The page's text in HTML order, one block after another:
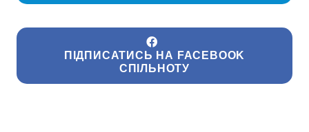
ПІДПИСАТИСЬ НА FACEBOOK
СПІЛЬНОТУ